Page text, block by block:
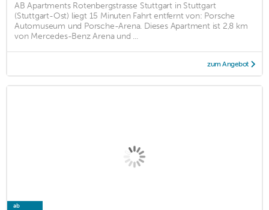
AB Apartments Rotenbergstrasse Stuttgart in Stuttgart
(Stuttgart-Ost) liegt 15 Minuten Fahrt entfernt von: Porsche
Automuseum und Porsche-Arena. Dieses Apartment ist 2,8 km
von Mercedes-Benz Arena und ...
zum Angebot
ab